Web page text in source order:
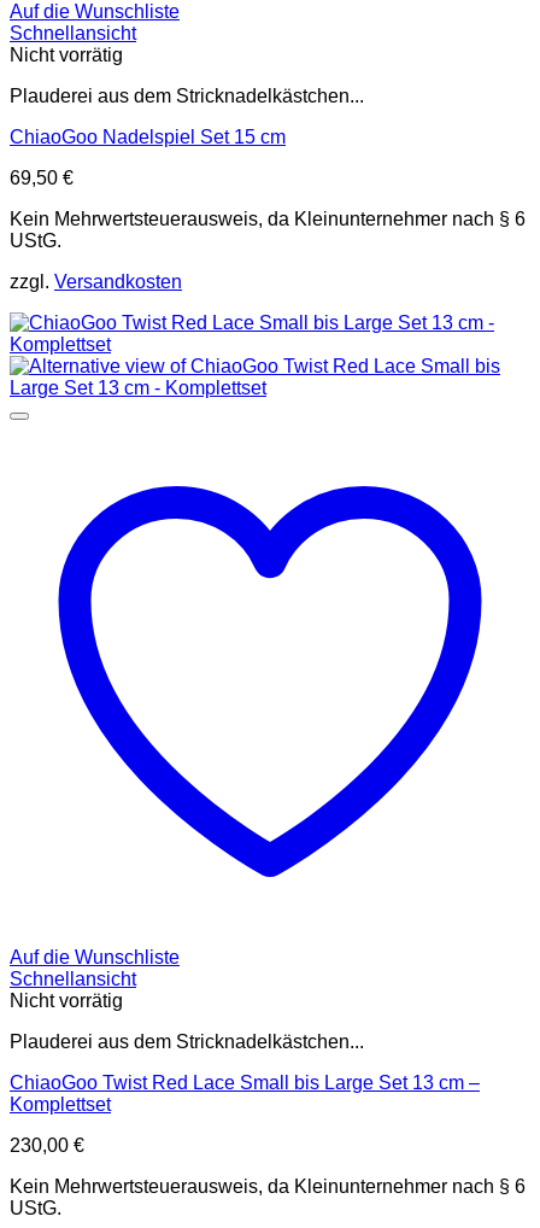
Auf die Wunschliste
Schnellansicht
Nicht vorrätig
Plauderei aus dem Stricknadelkästchen...
ChiaoGoo Nadelspiel Set 15 cm
69,50 €
Kein Mehrwertsteuerausweis, da Kleinunternehmer nach § 6
UStG.
zzgl. Versandkosten
Auf die Wunschliste
Schnellansicht
Nicht vorrätig
Plauderei aus dem Stricknadelkästchen...
ChiaoGoo Twist Red Lace Small bis Large Set 13 cm –
Komplettset
230,00 €
Kein Mehrwertsteuerausweis, da Kleinunternehmer nach § 6
UStG.